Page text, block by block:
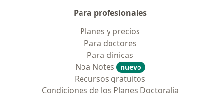
Para profesionales
Planes y precios
Para doctores
Para clinicas
Noa Notes
nuevo
Recursos gratuitos
Condiciones de los Planes Doctoralia